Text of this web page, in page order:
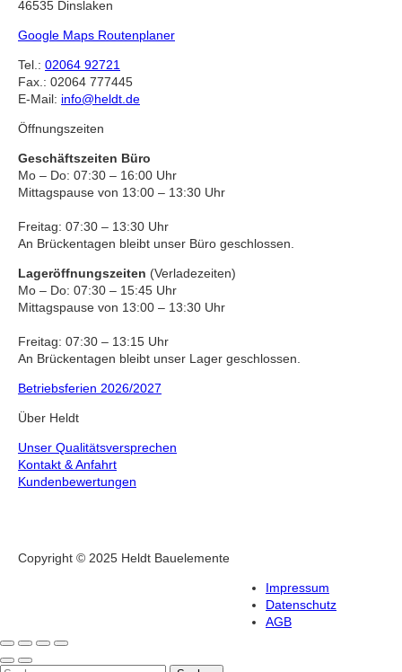
46535 Dinslaken
Google Maps Routenplaner
Tel.: 02064 92721
Fax.: 02064 777445
E-Mail: info@heldt.de
Öffnungszeiten
Geschäftszeiten Büro
Mo – Do: 07:30 – 16:00 Uhr
Mittagspause von 13:00 – 13:30 Uhr
Freitag: 07:30 – 13:30 Uhr
An Brückentagen bleibt unser Büro geschlossen.
Lageröffnungszeiten (Verladezeiten)
Mo – Do: 07:30 – 15:45 Uhr
Mittagspause von 13:00 – 13:30 Uhr
Freitag: 07:30 – 13:15 Uhr
An Brückentagen bleibt unser Lager geschlossen.
Betriebsferien 2026/2027
Über Heldt
Unser Qualitätsversprechen
Kontakt & Anfahrt
Kundenbewertungen
Copyright © 2025 Heldt Bauelemente
Impressum
Datenschutz
AGB